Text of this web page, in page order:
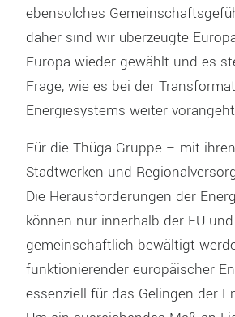
ebensolches
daher sind wir überzeugte
Europa wieder gewählt und es
Frage, wie es bei der
Energiesystems weiter
Für die Thüga-Gruppe – mit
Stadtwerken und
Die Herausforderungen der
können nur innerhalb der EU und
gemeinschaftlich bewältigt
funktionierender europäischer
essenziell für das Gelingen der